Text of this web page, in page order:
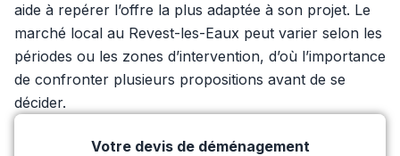
aide à repérer l’offre la plus adaptée à son projet. Le
marché local au Revest-les-Eaux peut varier selon les
périodes ou les zones d’intervention, d’où l’importance
de confronter plusieurs propositions avant de se
décider.
Votre devis de déménagement